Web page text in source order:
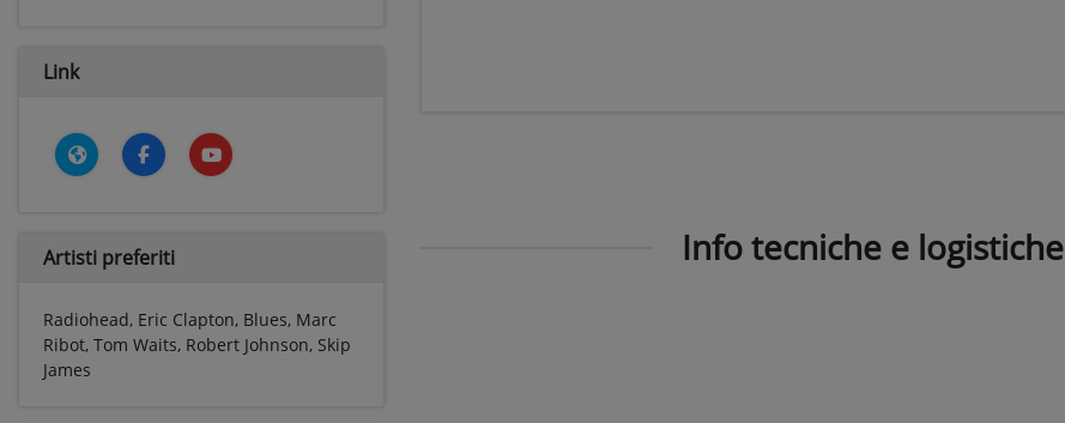
Link
Artisti preferiti
Radiohead, Eric Clapton, Blues, Marc
Ribot, Tom Waits, Robert Johnson, Skip
James
Info tecniche e logistiche